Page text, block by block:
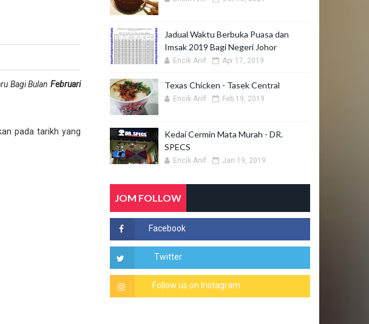
Bagi BulanFebruari
pada tarikh yang
Jadual Waktu Berbuka Puasa dan
Imsak 2019 Bagi Negeri Johor
Encik Anif Apr 17, 2019
Texas Chicken - Tasek Central
Encik Anif Feb 19, 2019
Kedai Cermin Mata Murah - DR.
SPECS
Encik Anif Jan 19, 2019
JOM FOLLOW